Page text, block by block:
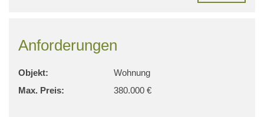
Anforderungen
Objekt:
Wohnung
Max. Preis:
380.000 €